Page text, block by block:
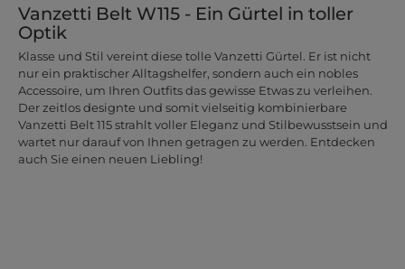
Vanzetti Belt W115 - Ein Gürtel in toller
Optik
Klasse und Stil vereint diese tolle Vanzetti Gürtel. Er ist nicht
nur ein praktischer Alltagshelfer, sondern auch ein nobles
Accessoire, um Ihren Outfits das gewisse Etwas zu verleihen.
Der zeitlos designte und somit vielseitig kombinierbare
Vanzetti Belt 115 strahlt voller Eleganz und Stilbewusstsein und
wartet nur darauf von Ihnen getragen zu werden. Entdecken
auch Sie einen neuen Liebling!